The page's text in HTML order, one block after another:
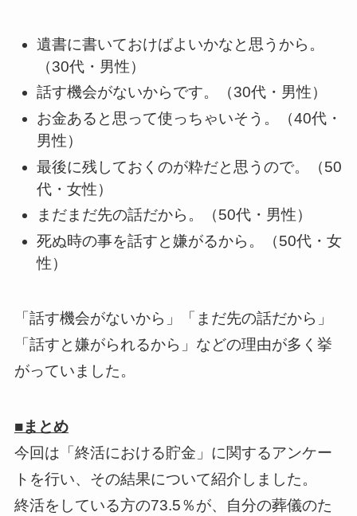
遺書に書いておけばよいかなと思うから。
（30代・男性）
話す機会がないからです。（30代・男性）
お金あると思って使っちゃいそう。（40代・
男性）
最後に残しておくのが粋だと思うので。（50
代・女性）
まだまだ先の話だから。（50代・男性）
死ぬ時の事を話すと嫌がるから。（50代・女
性）
「話す機会がないから」「まだ先の話だから」
「話すと嫌がられるから」などの理由が多く挙
がっていました。
■まとめ
今回は「終活における貯金」に関するアンケー
トを行い、その結果について紹介しました。
終活をしている方の73.5％が、自分の葬儀のた